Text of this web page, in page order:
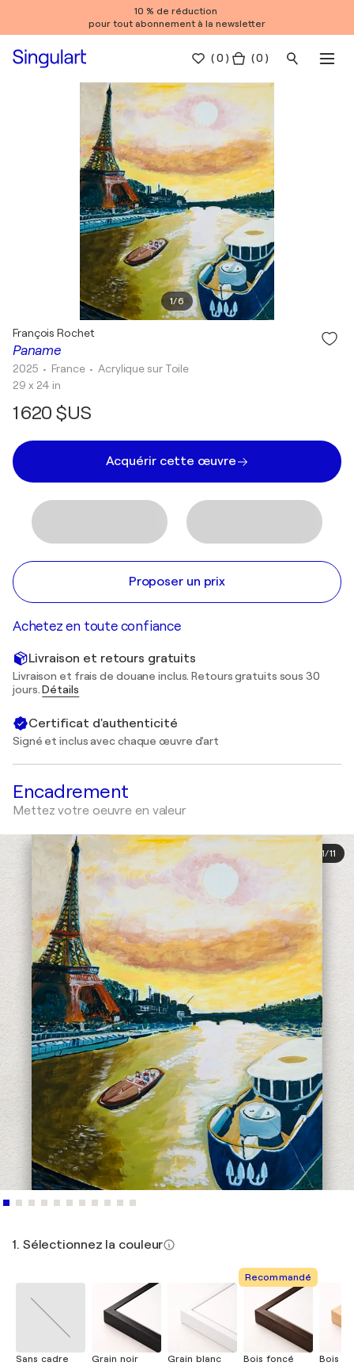
10 % de réduction
pour tout abonnement à la newsletter
(0 ) ( 0 )
1/6
Paname
François Rochet
2025 • France •Acrylique sur Toile
29 x 24 in
1 620 $US
Acquérir cette œuvre
Proposer un prix
Achetez en toute confiance
Livraison et retours gratuits
Livraison et frais de douane inclus. Retours gratuits sous 30
jours.Détails
Certificat d'authenticité
Signé et inclus avec chaque œuvre d'art
Encadrement
Mettez votre oeuvre en valeur
1/11
1. Sélectionnez la couleur
Sans cadre
Grain noir
Grain blanc
Recommandé
Bois foncé
Bois